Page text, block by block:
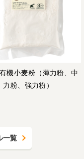
宅配サ
機小麦粉（薄力粉、中
力粉、強力粉）
一覧